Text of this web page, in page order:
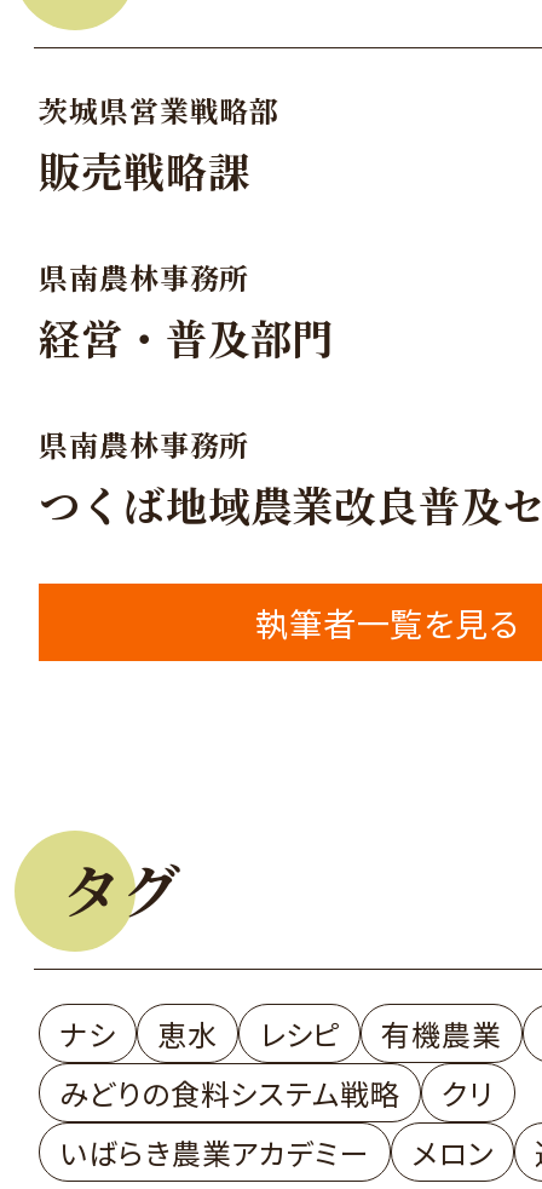
茨城県営業戦略部
販売戦略課
県南農林事務所
経営・普及部門
県南農林事務所
つくば地域農業改良普及
執筆者一覧を見る
タグ
ナシ 恵水 レシピ
有機農業
みどりの食料システム戦略
クリ
いばらき農業アカデミー
メロン